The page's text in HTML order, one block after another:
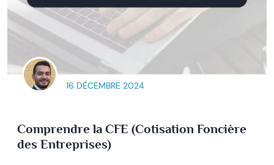
16 DÉCEMBRE 2024
Comprendre la CFE (Cotisation Foncière
des Entreprises)